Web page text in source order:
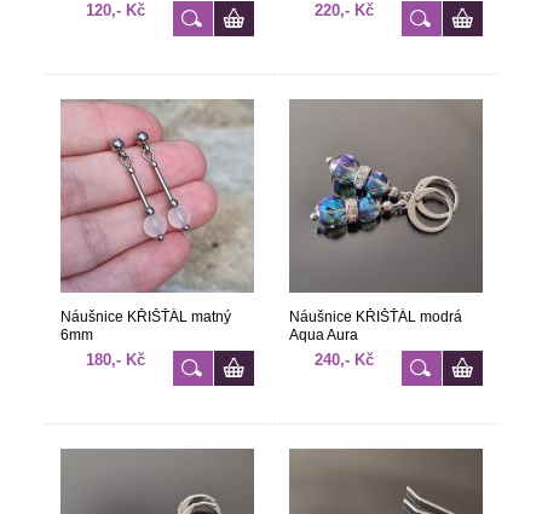
120,- Kč 220,- Kč
Náušnice KŘIŠŤÁL matný
6mm
180,- Kč
Náušnice KŘIŠŤÁL modrá
Aqua Aura
240,- Kč